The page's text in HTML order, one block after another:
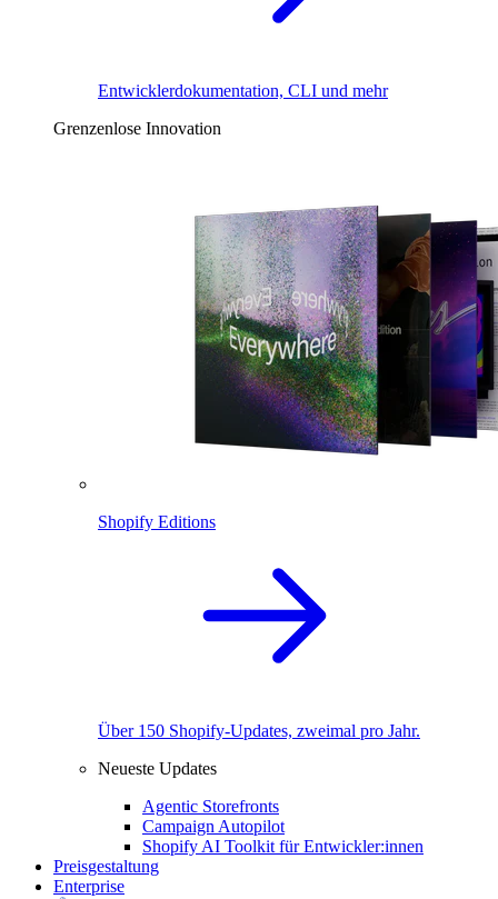
Entwicklerdokumentation, CLI und mehr
Grenzenlose Innovation
Shopify Editions
Über 150 Shopify-Updates, zweimal pro Jahr.
Neueste Updates
Agentic Storefronts
Campaign Autopilot
Shopify AI Toolkit für Entwickler:innen
Preisgestaltung
Enterprise